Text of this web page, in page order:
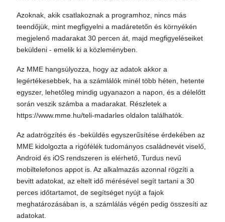
Azoknak, akik csatlakoznak a programhoz, nincs más
teendőjük, mint megfigyelni a madáretetőn és környékén
megjelenő madarakat 30 percen át, majd megfigyeléseiket
beküldeni - emelik ki a közleményben.
Az MME hangsúlyozza, hogy az adatok akkor a
legértékesebbek, ha a számlálók minél több héten, hetente
egyszer, lehetőleg mindig ugyanazon a napon, és a délelőtt
során veszik számba a madarakat. Részletek a
https://www.mme.hu/teli-madarles oldalon találhatók.
Az adatrögzítés és -beküldés egyszerűsítése érdekében az
MME kidolgozta a rigófélék tudományos családnevét viselő,
Android és iOS rendszeren is elérhető, Turdus nevű
mobiltelefonos appot is. Az alkalmazás azonnal rögzíti a
bevitt adatokat, az eltelt idő mérésével segít tartani a 30
perces időtartamot, de segítséget nyújt a fajok
meghatározásában is, a számlálás végén pedig összesíti az
adatokat.